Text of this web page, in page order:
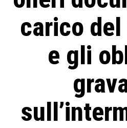
carico
e gli